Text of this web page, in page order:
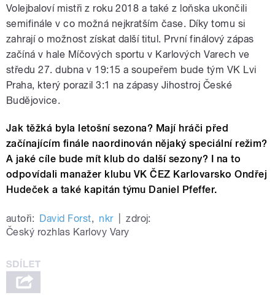
Volejbaloví mistři z roku 2018 a také z loňska ukončili
semifinále v co možná nejkratším čase. Díky tomu si
zahrají o možnost získat další titul. První finálový zápas
začíná v hale Míčových sportu v Karlových Varech ve
středu 27. dubna v 19:15 a soupeřem bude tým VK Lvi
Praha, který porazil 3:1 na zápasy Jihostroj České
Budějovice.
Jak těžká byla letošní sezona? Mají hráči před
začínajícím finále naordinován nějaký speciální režim?
A jaké cíle bude mít klub do další sezony? I na to
odpovídali manažer klubu VK ČEZ Karlovarsko Ondřej
Hudeček a také kapitán týmu Daniel Pfeffer.
autoři: David Forst, nkr
zdroj:
Český rozhlas Karlovy Vary